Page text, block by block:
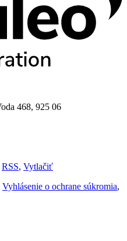
468, 925 06
RSS, Vytlačiť
Vyhlásenie o ochrane súkromia,